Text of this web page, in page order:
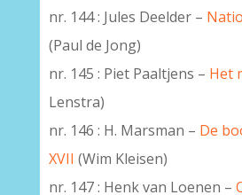
nr. 144 : Jules Deelder –
(Paul de Jong)
nr. 145 : Piet Paaltjens – Het
Lenstra)
nr. 146 : H. Marsman – De
XVII (Wim Kleisen)
nr. 147 : Henk van Loenen –